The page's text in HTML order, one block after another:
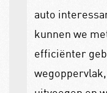
auto
kunnen we
efficiënter